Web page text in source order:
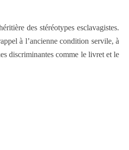
des stéréotypes esclavagistes.
à l’ancienne condition servile, à
discriminantes comme le livret et le